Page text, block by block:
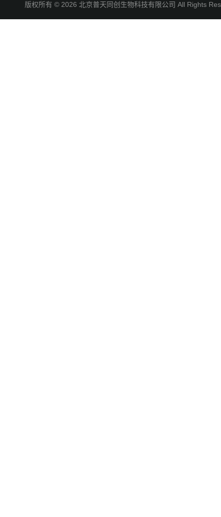
版权所有 © 2026 北京普天同创生物科技有限公司 All Rights